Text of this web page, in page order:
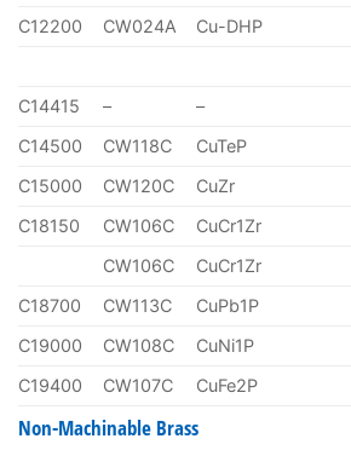
C12200
CW024A Cu-DHP
C14415 – –
C14500
CW118C CuTeP
C15000
CW120C CuZr
C18150
CW106C CuCr1Zr
CW106C
CuCr1Zr
C18700
CW113C CuPb1P
C19000
CW108C CuNi1P
C19400
CW107C CuFe2P
Non-Machinable Brass